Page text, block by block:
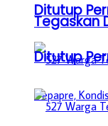
Ditutup
Tegaskan
Ditutup